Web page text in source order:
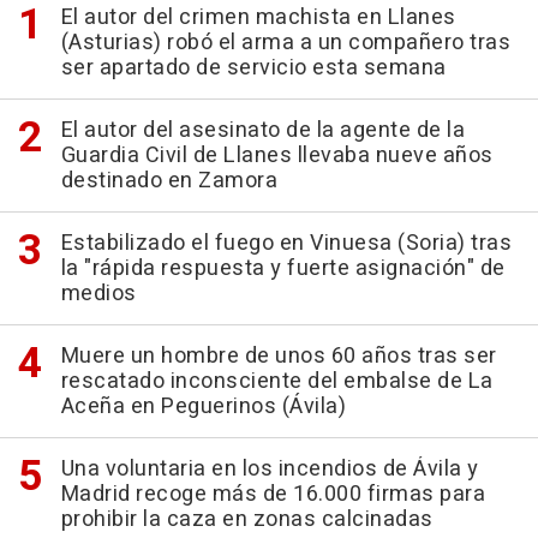
El autor del crimen machista en Llanes
(Asturias) robó el arma a un compañero tras
ser apartado de servicio esta semana
El autor del asesinato de la agente de la
Guardia Civil de Llanes llevaba nueve años
destinado en Zamora
Estabilizado el fuego en Vinuesa (Soria) tras
la "rápida respuesta y fuerte asignación" de
medios
Muere un hombre de unos 60 años tras ser
rescatado inconsciente del embalse de La
Aceña en Peguerinos (Ávila)
Una voluntaria en los incendios de Ávila y
Madrid recoge más de 16.000 firmas para
prohibir la caza en zonas calcinadas